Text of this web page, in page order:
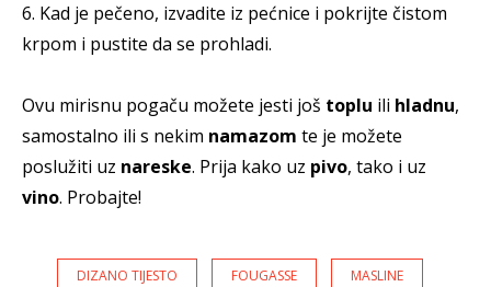
6. Kad je pečeno, izvadite iz pećnice i pokrijte čistom
krpom i pustite da se prohladi.
Ovu mirisnu pogaču možete jesti još toplu ili hladnu,
samostalno ili s nekim namazom te je možete
poslužiti uz nareske. Prija kako uz pivo, tako i uz
vino. Probajte!
DIZANO TIJESTO FOUGASSE MASLINE